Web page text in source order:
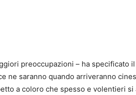
preoccupazioni – ha specificato
ne saranno quando arriveranno
a coloro che spesso e volentieri si